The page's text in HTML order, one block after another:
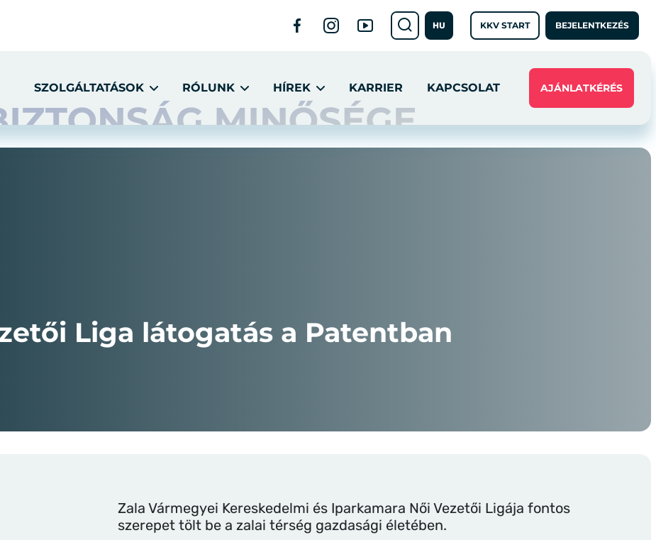
HU KKV START BEJELENTKEZÉS
SZOLGÁLTATÁSOK RÓLUNK HÍREK KARRIER KAPCSOLAT AJÁNLATKÉRÉS
Liga látogatás a Patentban
Zala Vármegyei Kereskedelmi és Iparkamara Női Vezetői Ligája fontos
szerepet tölt be a zalai térség gazdasági életében.